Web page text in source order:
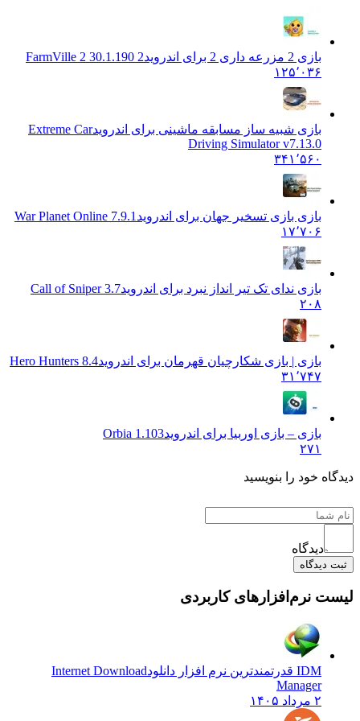
FarmVille 2 30.1.190 2
۱۲۵٬۰۳۶
بازی شبیه ساز مسابقه ماشینی برای اندرویدExtreme Car
Driving Simulator v7.13.0
۳۴۱٬۵۶۰
بازی بازی تسخیر جهان برای اندرویدWar Planet Online 7.9.1
۱۷٬۷۰۶
بازی ندای تک تیر انداز نبرد برای اندرویدCall of Sniper 3.7
بازی | بازی شکارچیان قهرمان برای اندرویدHero Hunters 8.4
۳۱٬۷۴۷
بازی – بازی اوربیا برای اندروید1.103 Orbia
خود را بنویسید
دیدگاه
نرم‌افزارهای کاربردی
Internet Download
Manager